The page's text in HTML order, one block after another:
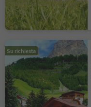
Su richiesta